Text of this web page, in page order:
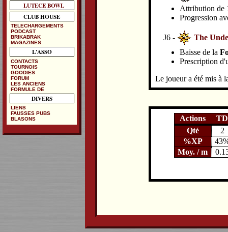
Attribution de
Progression
J6 -
The
Baisse de la
Prescription
Le joueur a été mis à
Actions
TD
Qté
2
%XP
Moy. / m
LUTECE BOWL
CLUB HOUSE
TELECHARGEMENTS
PODCAST
BRIKABRAK
MAGAZINES
L'ASSO
CONTACTS
TOURNOIS
GOODIES
FORUM
LES ANCIENS
FORMULE DE
DIVERS
LIENS
FAUSSES PUBS
BLASONS